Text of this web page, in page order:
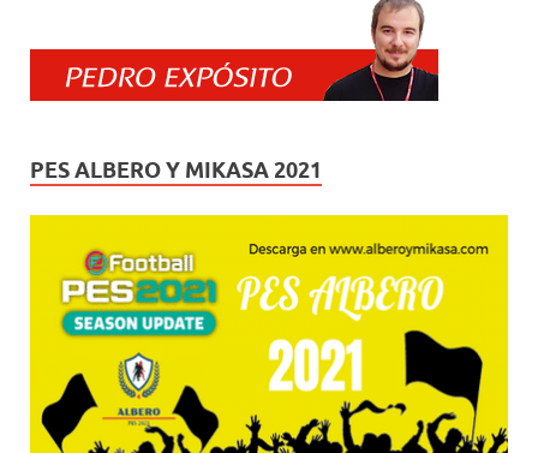
PES ALBERO Y MIKASA 2021